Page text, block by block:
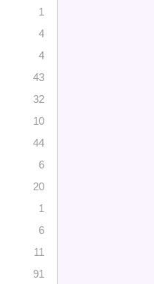
1
4
4
43
32
10
44
6
20
1
6
11
91